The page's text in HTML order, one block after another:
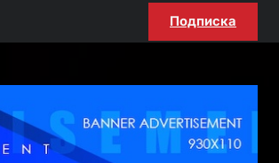
Подписка